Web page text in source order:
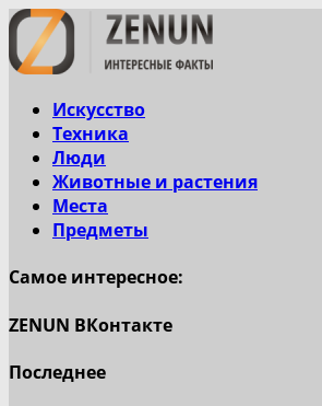
Искусство
Техника
Люди
Животные и растения
Места
Предметы
Самое интересное:
ZENUN ВКонтакте
Последнее